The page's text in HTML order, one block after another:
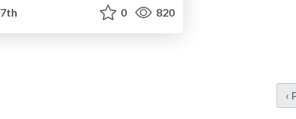
0 820
‹